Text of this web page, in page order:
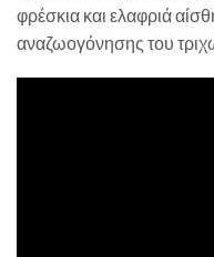
φρέσκια και ελαφριά
αναζωογόνησης του